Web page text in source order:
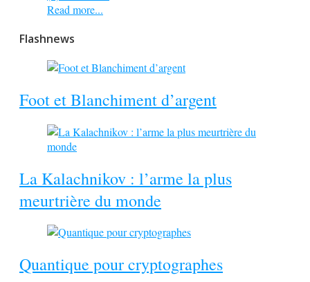
Read more...
Flashnews
Foot et Blanchiment d’argent
La Kalachnikov : l’arme la plus
meurtrière du monde
Quantique pour cryptographes